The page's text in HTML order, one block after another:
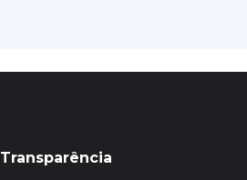
Transparência